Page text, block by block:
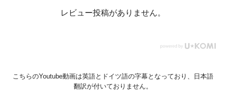
レビュー投稿がありません。
こちらのYoutube動画は英語とドイツ語の字幕となっており、日本語
翻訳が付いておりません。